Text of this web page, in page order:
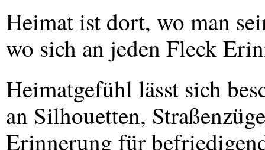
Heimat ist dort, wo man
wo sich an jeden Fleck
Heimatgefühl lässt sich
an Silhouetten,
Erinnerung für